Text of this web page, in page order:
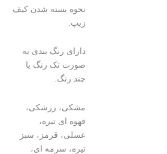
نحوه بسته شدن کیف
دارای رنگ بندی به
صورت تک رنگ یا
مشکی، زرشکی،
قهوه ای تیره،
عسلی، قرمز، سبز
تیره، سرمه ای،